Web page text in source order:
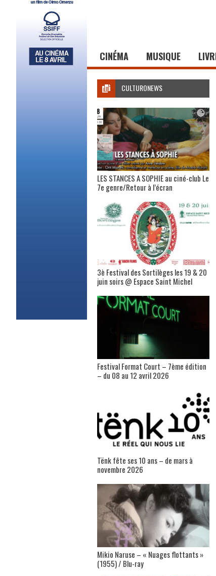
CINÉMA MUSIQUE
CULTURONEWS
LES STANCES A SOPHIE au ciné-club Le
7e genre/Retour à l’écran
3è Festival des Sortilèges les 19 & 20
juin soirs @ Espace Saint Michel
Festival Format Court – 7ème édition
– du 08 au 12 avril 2026
Tënk fête ses 10 ans – de mars à
novembre 2026
Mikio Naruse – « Nuages flottants »
(1955) / Blu-ray